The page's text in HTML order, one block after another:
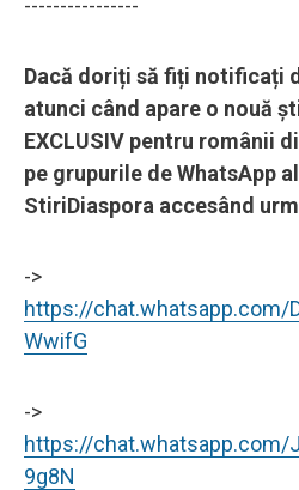
Dacă doriți să fiți notificați
atunci când apare o nouă
EXCLUSIV pentru românii
pe grupurile de WhatsApp
StiriDiaspora accesând
->
https://chat.whatsapp.com/
WwifG
->
https://chat.whatsapp.com/
9g8N